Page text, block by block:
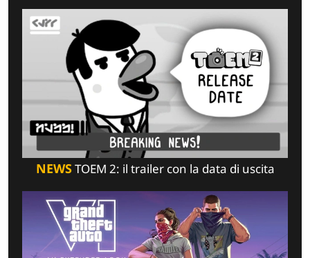
NEWSTOEM 2: il trailer con la data di uscita